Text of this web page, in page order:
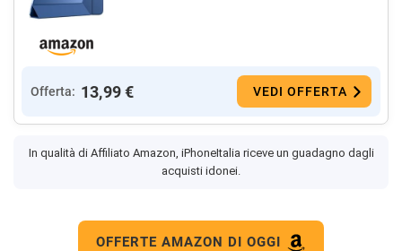
Offerta: 13,99 € VEDI OFFERTA
In qualità di Affiliato Amazon, iPhoneItalia riceve un guadagno dagli
acquisti idonei.
OFFERTE AMAZON DI OGGI